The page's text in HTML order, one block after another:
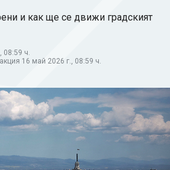
и как ще се движи градският
08:59 ч.
16 май 2026 г., 08:59 ч.